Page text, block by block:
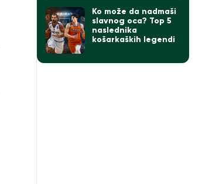
Ko može da nadmaši
slavnog oca? Top 5
naslednika
košarkaških legendi